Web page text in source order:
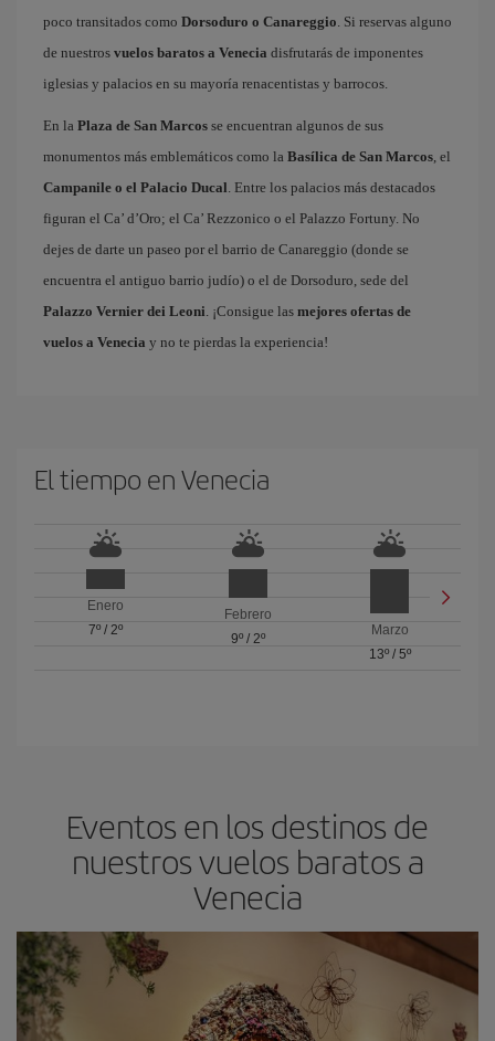
poco transitados como Dorsoduro o Canareggio. Si reservas alguno
de nuestros vuelos baratos a Venecia disfrutarás de imponentes
iglesias y palacios en su mayoría renacentistas y barrocos.
En la Plaza de San Marcos se encuentran algunos de sus
monumentos más emblemáticos como la Basílica de San Marcos, el
Campanile o el Palacio Ducal. Entre los palacios más destacados
figuran el Ca’ d’Oro; el Ca’ Rezzonico o el Palazzo Fortuny. No
dejes de darte un paseo por el barrio de Canareggio (donde se
encuentra el antiguo barrio judío) o el de Dorsoduro, sede del
Palazzo Vernier dei Leoni. ¡Consigue las mejores ofertas de
vuelos a Venecia y no te pierdas la experiencia!
El tiempo en Venecia
Enero
7º/ 2º
Febrero
9º/ 2º
Marzo
13º/ 5º
Eventos en los destinos de
nuestros vuelos baratos a
Venecia